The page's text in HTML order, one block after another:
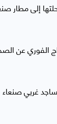
إلى مطار
الفوري عن
غربي صنعاء